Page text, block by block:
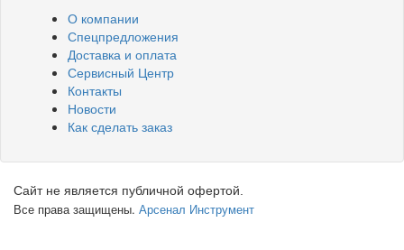
О компании
Спецпредложения
Доставка и оплата
Сервисный Центр
Контакты
Новости
Как сделать заказ
Сайт не является публичной офертой.
Все права защищены. Арсенал Инструмент